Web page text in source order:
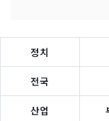
정치
전국
산업